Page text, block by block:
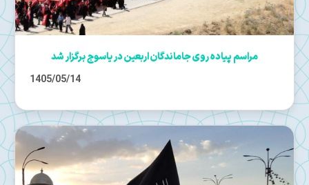
مراسم پیاده روی جاماندگان اربعین در یاسوج برگزار شد
1405/05/14